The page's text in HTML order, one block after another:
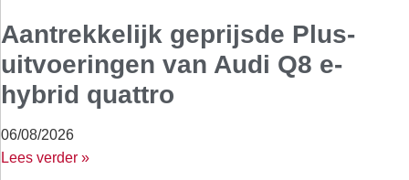
Aantrekkelijk geprijsde Plus-
uitvoeringen van Audi Q8 e-
hybrid quattro
06/08/2026
Lees verder »